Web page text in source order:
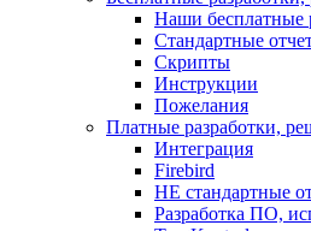
Наши бесплатные
Стандартные
Скрипты
Инструкции
Пожелания
Платные разработки,
Интеграция
Firebird
НЕ стандартные
Разработка ПО,